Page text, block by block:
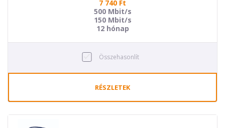
7 740 Ft
500 Mbit/s
150 Mbit/s
12 hónap
Összehasonlít
RÉSZLETEK